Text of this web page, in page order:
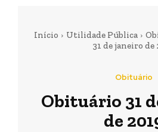
Início Utilidade Pública
31 de janeiro de
Obituário
Obituário 31
de